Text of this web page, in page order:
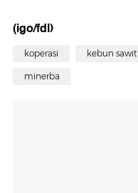
(igo/fdl)
koperasi kebun sawit
minerba